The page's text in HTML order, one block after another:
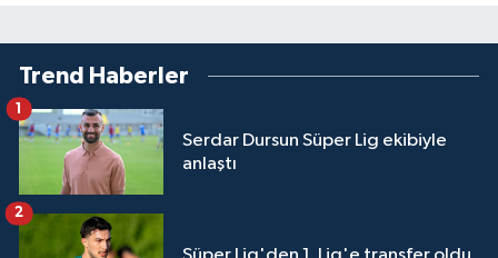
Trend Haberler
Serdar Dursun Süper Lig ekibiyle
anlaştı
1
2